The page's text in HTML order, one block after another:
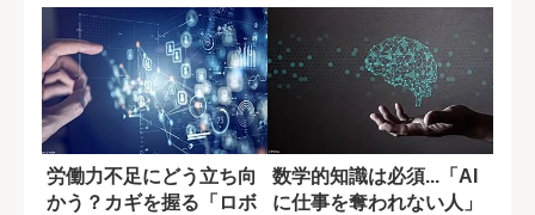
労働力不足にどう立ち向
かう？カギを握る「ロボ
数学的知識は必須...「AI
に仕事を奪われない人」